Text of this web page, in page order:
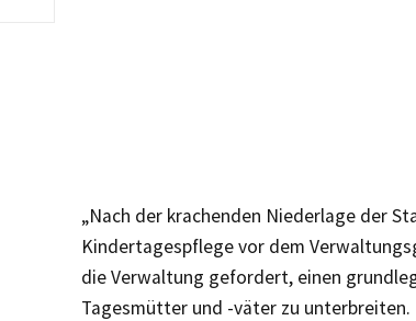
„Nach der krachenden Niederlage der
Kindertagespflege vor dem
die Verwaltung gefordert, einen
Tagesmütter und -väter zu